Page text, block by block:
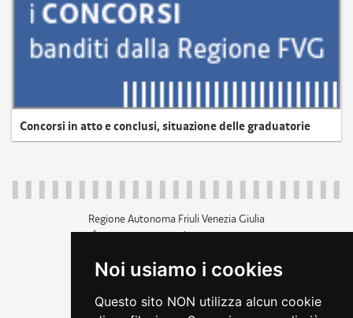
Noi usiamo i cookies
Questo sito NON utilizza alcun cookie
Concorsi in atto e conclusi, situazione delle graduatorie
Regione Autonoma Friuli Venezia Giulia
c.f. 80014930327; p.iva 00526040324
+39 040 3771111